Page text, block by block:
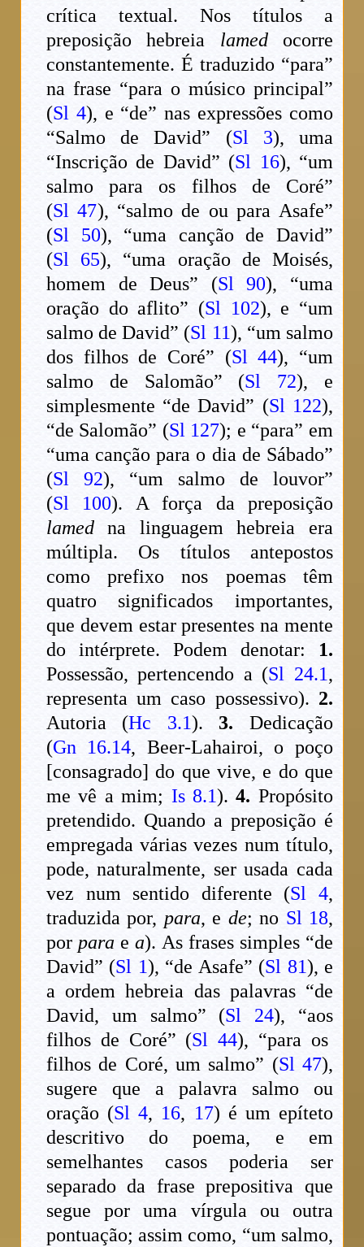
crítica textual. Nos títulos a
preposição hebreia lamedocorre
constantemente. É traduzido “para”
na frase “para o músico principal”
(Sl 4), e “de” nas expressões como
“Salmo de David” (Sl 3), uma
“Inscrição de David” (Sl 16), “um
salmo para os filhos de Coré”
(Sl 47), “salmo de ou para Asafe”
(Sl 50), “uma canção de David”
(Sl 65), “uma oração de Moisés,
homem de Deus” (Sl 90), “uma
oração do aflito” (Sl 102), e “um
salmo de David” (Sl 11), “um salmo
dos filhos de Coré” (Sl 44), “um
salmo de Salomão” (Sl 72), e
simplesmente “de David” (Sl 122),
“de Salomão” (Sl 127); e “para” em
“uma canção para o dia de Sábado”
(Sl 92), “um salmo de louvor”
(Sl 100). A força da preposição
lamed na linguagem hebreia era
múltipla. Os títulos antepostos
como prefixo nos poemas têm
quatro significados importantes,
que devem estar presentes na mente
do intérprete. Podem denotar: 1.
Possessão, pertencendo a (Sl 24.1,
representa um caso possessivo). 2.
Autoria (Hc 3.1). 3. Dedicação
(Gn 16.14, Beer-Lahairoi, o poço
[consagrado] do que vive, e do que
me vê a mim; Is 8.1). 4. Propósito
pretendido. Quando a preposição é
empregada várias vezes num título,
pode, naturalmente, ser usada cada
vez num sentido diferente (Sl 4,
traduzida por, para, e de; no Sl 18,
por para ea). As frases simples “de
David” (Sl 1), “de Asafe” (Sl 81), e
a ordem hebreia das palavras “de
David, um salmo” (Sl 24), “aos
filhos de Coré” (Sl 44), “para os
filhos de Coré, um salmo” (Sl 47),
sugere que a palavra salmo ou
oração (Sl 4, 16, 17) é um epíteto
descritivo do poema, e em
semelhantes casos poderia ser
separado da frase prepositiva que
segue por uma vírgula ou outra
pontuação; assim como, “um salmo,